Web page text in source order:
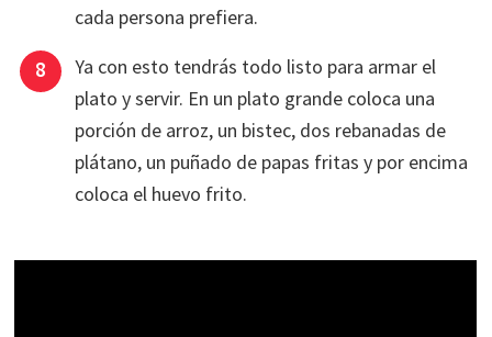
cada persona prefiera.
Ya con esto tendrás todo listo para armar el
plato y servir. En un plato grande coloca una
porción de arroz, un bistec, dos rebanadas de
plátano, un puñado de papas fritas y por encima
coloca el huevo frito.